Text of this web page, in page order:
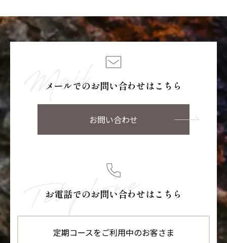
メールでのお問い合わせはこちら
お問い合わせ
お電話でのお問い合わせはこちら
定期コースをご利用中のお客さま